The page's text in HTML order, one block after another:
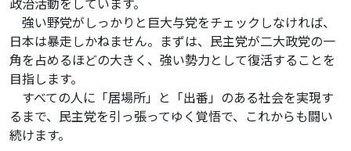
強い野党がしっかりと巨大与党をチェックしなければ、
日本は暴走しかねません。まずは、民主党が二大政党の一
角を占めるほどの大きく、強い勢力として復活することを
目指します。
すべての人に「居場所」と「出番」のある社会を実現す
るまで、民主党を引っ張ってゆく覚悟で、これからも闘い
続けます。